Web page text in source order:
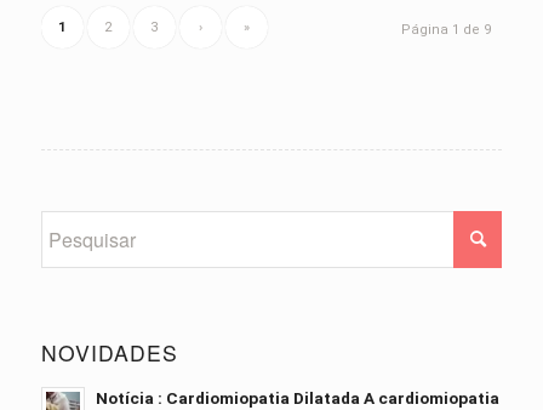
Página 1 de 9
1 2 3 › »
NOVIDADES
Notícia : Cardiomiopatia Dilatada A cardiomiopatia